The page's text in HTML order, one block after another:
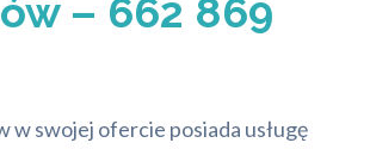
– 662 869
swojej ofercie posiada usługę